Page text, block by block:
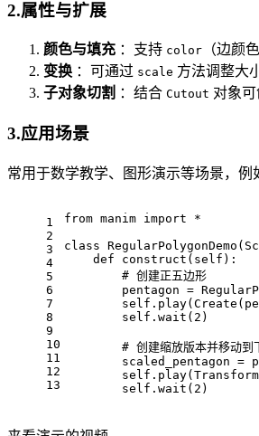
2.属性与扩展
颜色与填充 ：支持 color （边颜
变换 ：可通过 scale 方法调整大
子对象切割 ：结合 Cutout 对象
3.应用场景
常用于数学教学、图形演示等场景，例
1
2
3
4
5
6
7
8
9
10
11
12
13
from manim import *
class
    def construct(self):
        # 创建正五边形
pentagon =
        self.wait(2)
# 创建缩放版本并移动到
scaled_pentagon =
        self.wait(2)